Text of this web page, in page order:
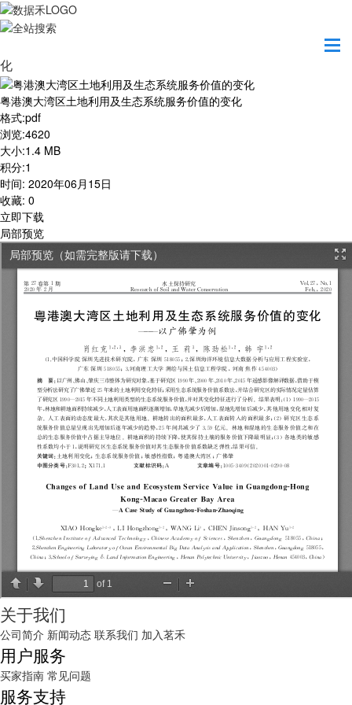
粤港澳大湾区土地利用及生态系统服务价值的变
化
粤港澳大湾区土地利用及生态系统服务价值的变化
格式:pdf
浏览:4620
大小:1.4 MB
积分:1
时间: 2020年06月15日
收藏: 0
立即下载
局部预览
关于我们
公司简介 新闻动态 联系我们 加入茗禾
用户服务
买家指南 常见问题
服务支持